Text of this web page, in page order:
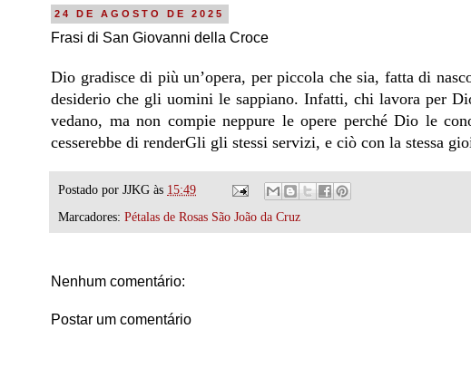
24 DE AGOSTO DE 2025
Frasi di San Giovanni della Croce
Dio gradisce di più un’opera, per piccola che sia, fatta di
desiderio che gli uomini le sappiano. Infatti, chi lavora per
vedano, ma non compie neppure le opere perché Dio le
cesserebbe di renderGli gli stessi servizi, e ciò con la stessa
Postado por JJKG às 15:49
Marcadores: Pétalas de Rosas São João da Cruz
Nenhum comentário:
Postar um comentário